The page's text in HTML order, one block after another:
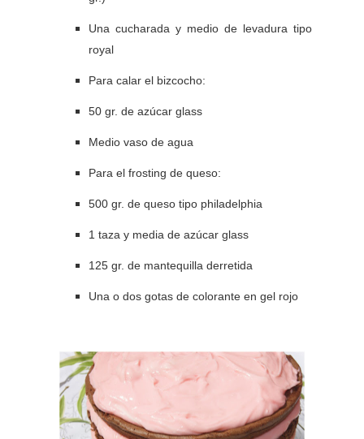
Una cucharada y medio de levadura tipo
royal
Para calar el bizcocho:
50 gr. de azúcar glass
Medio vaso de agua
Para el frosting de queso:
500 gr. de queso tipo philadelphia
1 taza y media de azúcar glass
125 gr. de mantequilla derretida
Una o dos gotas de colorante en gel rojo